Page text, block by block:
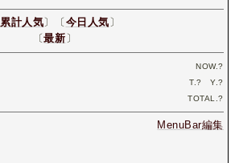
累計人気〕〔 今日人気 〕
〔最新 〕
NOW.?
T.? Y.?
TOTAL.?
MenuBar編集